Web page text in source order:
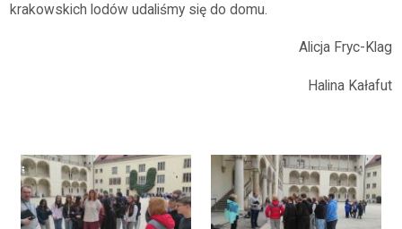
krakowskich lodów udaliśmy się do domu.
Alicja Fryc-Klag
Halina Kałafut